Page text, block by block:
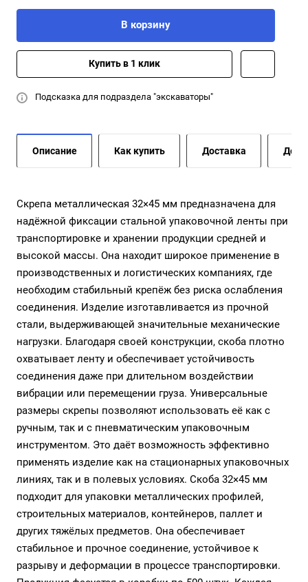
В корзину
Купить в 1 клик
Подсказка для подраздела "экскаваторы"
Описание Как купить Доставка
Скрепа металлическая 32×45 мм предназначена для
надёжной фиксации стальной упаковочной ленты при
транспортировке и хранении продукции средней и
высокой массы. Она находит широкое применение в
производственных и логистических компаниях, где
необходим стабильный крепёж без риска ослабления
соединения. Изделие изготавливается из прочной
стали, выдерживающей значительные механические
нагрузки. Благодаря своей конструкции, скоба плотно
охватывает ленту и обеспечивает устойчивость
соединения даже при длительном воздействии
вибрации или перемещении груза. Универсальные
размеры скрепы позволяют использовать её как с
ручным, так и с пневматическим упаковочным
инструментом. Это даёт возможность эффективно
применять изделие как на стационарных упаковочных
линиях, так и в полевых условиях. Скоба 32×45 мм
подходит для упаковки металлических профилей,
строительных материалов, контейнеров, паллет и
других тяжёлых предметов. Она обеспечивает
стабильное и прочное соединение, устойчивое к
разрыву и деформации в процессе транспортировки.